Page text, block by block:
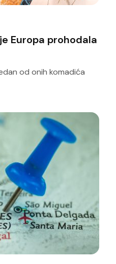
Europa prohodala
od onih komadića